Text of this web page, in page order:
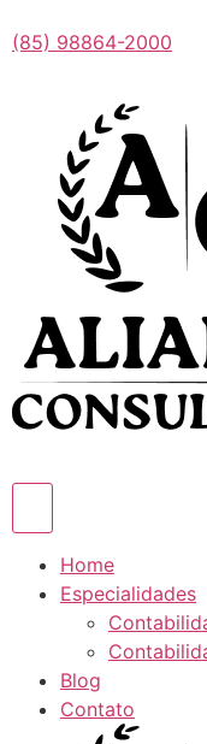
(85) 98864-2000
Home
Especialidades
Blog
Contato